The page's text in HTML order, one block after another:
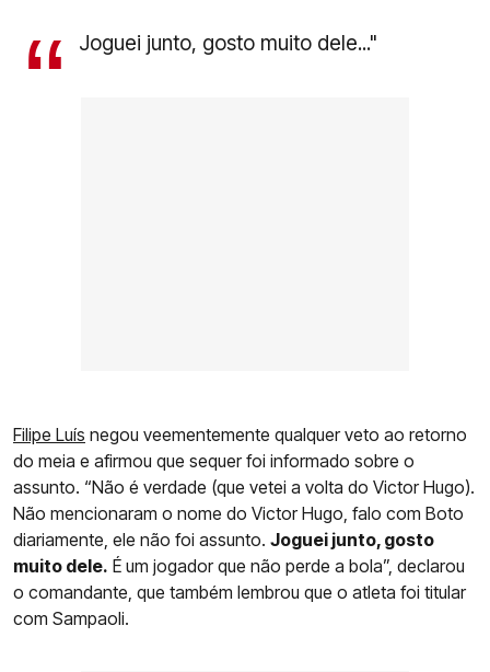
Joguei junto, gosto muito dele..."
Filipe Luís negou veementemente qualquer veto ao retorno
do meia e afirmou que sequer foi informado sobre o
assunto. “Não é verdade (que vetei a volta do Victor Hugo).
Não mencionaram o nome do Victor Hugo, falo com Boto
diariamente, ele não foi assunto. Joguei junto, gosto
muito dele. É um jogador que não perde a bola”, declarou
o comandante, que também lembrou que o atleta foi titular
com Sampaoli.